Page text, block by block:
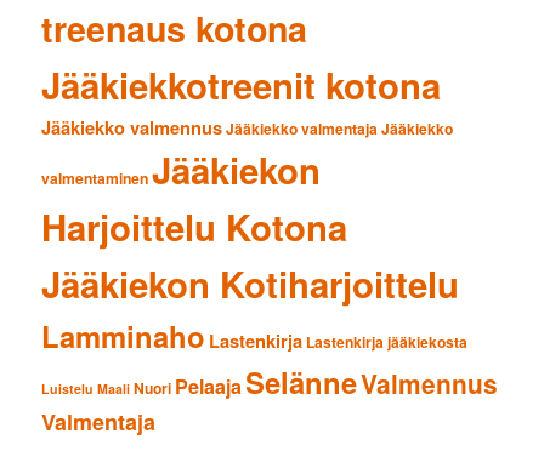
treenaus kotona
Jääkiekkotreenit kotona
Jääkiekko valmennusJääkiekko valmentajaJääkiekko
valmentaminenJääkiekon
Harjoittelu Kotona
Jääkiekon Kotiharjoittelu
Lamminaho Lastenkirja Lastenkirja jääkiekosta
Luistelu Maali Nuori PelaajaSelänneValmennus
Valmentaja